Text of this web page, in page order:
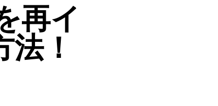
再イ
！